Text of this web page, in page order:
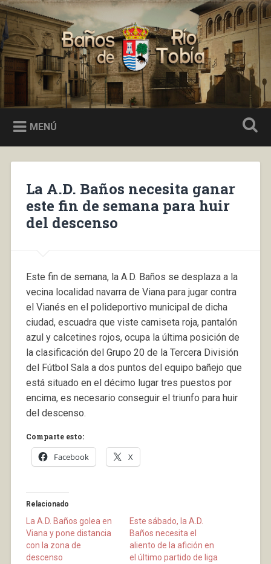
Saltar
al
contenido
Buscar
Baños de Río Tobía
MENÚ
La A.D. Baños necesita ganar
este fin de semana para huir
del descenso
Este fin de semana, la A.D. Baños se desplaza a la
vecina localidad navarra de Viana para jugar contra
el Vianés en el polideportivo municipal de dicha
ciudad, escuadra que viste camiseta roja, pantalón
azul y calcetines rojos, ocupa la última posición de
la clasificación del Grupo 20 de la Tercera División
del Fútbol Sala a dos puntos del equipo bañejo que
está situado en el décimo lugar tres puestos por
encima, es necesario conseguir el triunfo para huir
del descenso.
Comparte esto:
Facebook X
Relacionado
La A.D. Baños golea en
Viana y pone distancia
con la zona de
descenso
Este sábado, la A.D.
Baños necesita el
aliento de la afición en
el último partido de liga